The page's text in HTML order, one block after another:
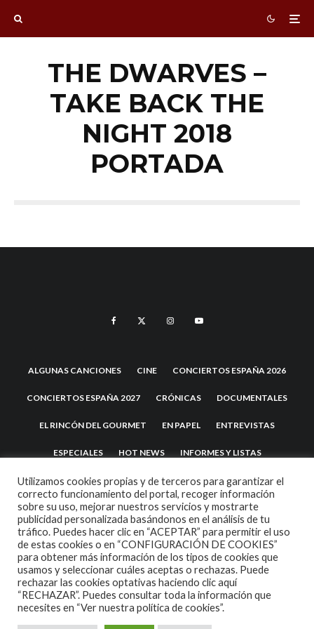
THE DWARVES –
TAKE BACK THE
NIGHT 2018
PORTADA
ALGUNAS CANCIONES CINE CONCIERTOS ESPAÑA 2026
CONCIERTOS ESPAÑA 2027 CRÓNICAS DOCUMENTALES
EL RINCÓN DEL GOURMET EN PAPEL ENTREVISTAS
ESPECIALES HOT NEWS INFORMES Y LISTAS
LA TRASTIENDA MIS DISCOS Y YO NOTICIAS OPINIÓN
REVIEWS TEATRO TU DISCO ME SUENA
Utilizamos cookies propias y de terceros para garantizar el
correcto funcionamiento del portal, recoger información
sobre su uso, mejorar nuestros servicios y mostrarte
publicidad personalizada basándonos en el análisis de tu
tráfico. Puedes hacer clic en “ACEPTAR” para permitir el uso
de estas cookies o en “CONFIGURACIÓN DE COOKIES”
para obtener más información de los tipos de cookies que
usamos y seleccionar cuáles aceptas o rechazas. Puede
rechazar las cookies optativas haciendo clic aquí
“RECHAZAR”. Puedes consultar toda la información que
necesites en “Ver nuestra política de cookies”.